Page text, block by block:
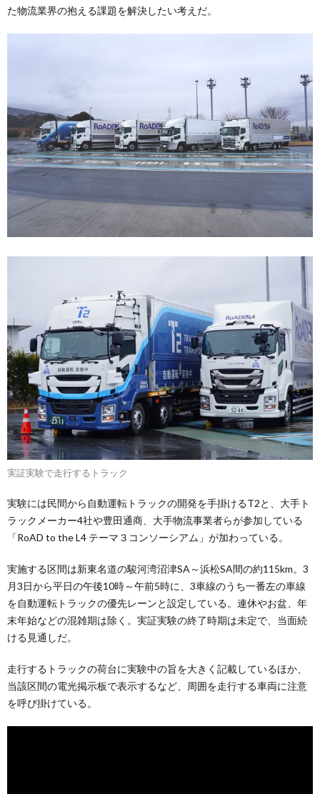
た物流業界の抱える課題を解決したい考えだ。
実証実験で走行するトラック
実験には民間から自動運転トラックの開発を手掛けるT2と、大手ト
ラックメーカー4社や豊田通商、大手物流事業者らが参加している
「RoAD to the L4 テーマ３コンソーシアム」が加わっている。
実施する区間は新東名道の駿河湾沼津SA～浜松SA間の約115km。3
月3日から平日の午後10時～午前5時に、3車線のうち一番左の車線
を自動運転トラックの優先レーンと設定している。連休やお盆、年
末年始などの混雑期は除く。実証実験の終了時期は未定で、当面続
ける見通しだ。
走行するトラックの荷台に実験中の旨を大きく記載しているほか、
当該区間の電光掲示板で表示するなど、周囲を走行する車両に注意
を呼び掛けている。